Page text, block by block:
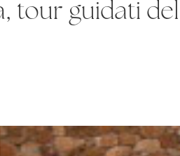
tour guidati